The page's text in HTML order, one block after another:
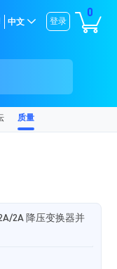
0
登录
中文
质量
2A 降压变换器并